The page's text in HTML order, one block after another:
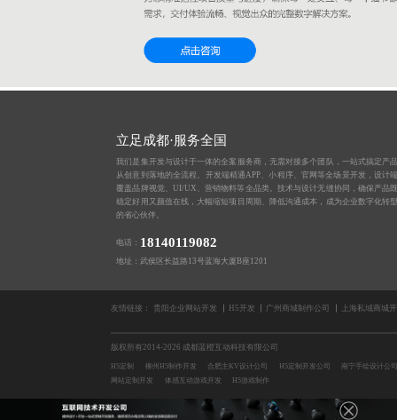
立足成都·服务全国
我们是集开发与设计于一体的全案服务商，无需对接多个团队，一站式搞定产
从创意到落地的全流程。开发端精通APP、小程序、官网等全场景开发，设计
覆盖品牌视觉、UI/UX、营销物料等全品类。技术与设计无缝协同，确保产品
稳定好用又颜值在线，大幅缩短项目周期、降低沟通成本，成为企业数字化转
的省心伙伴。
电话： 18140119082
地址：武侯区长益路13号蓝海大厦B座1201
友情链接： 贵阳企业网站开发 H5开发 广州商城制作公司 上海私域商城
版权所有2014-2026 成都蓝橙互动科技有限公司
H5定制 柳州H5制作开发 合肥主KV设计公司 H5定制开发公司
南宁手绘设计公司
网站定制开发
体感互动游戏开发 H5游戏制作